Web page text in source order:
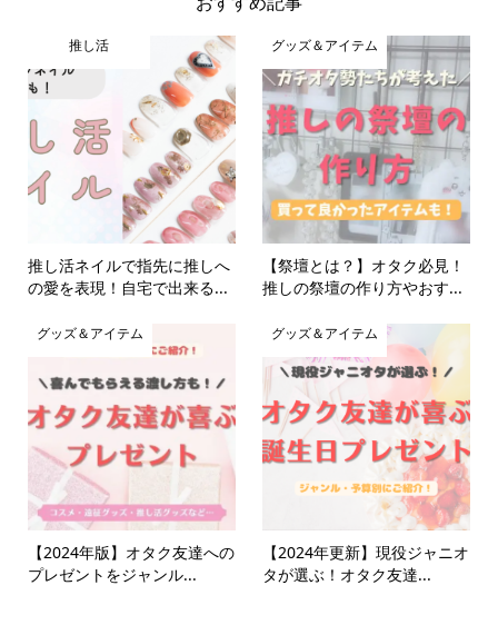
推し活
推し活ネイルで指先に推しへ
の愛を表現！自宅で出来る...
グッズ＆アイテム
【祭壇とは？】オタク必見！
推しの祭壇の作り方やおす...
グッズ＆アイテム
【2024年版】オタク友達への
プレゼントをジャンル...
グッズ＆アイテム
【2024年更新】現役ジャニオ
タが選ぶ！オタク友達...